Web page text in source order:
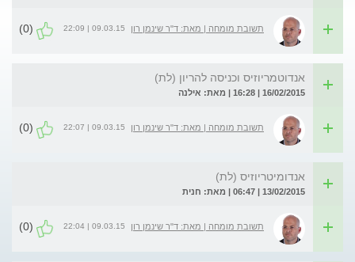
תשובת מומחה | מאת: ד"ר שינמן רון 09.03.15 | 22:09
(0)
אנדוטמריוזיס וכניסה להריון (לת)
16/02/2015 | 16:28 | מאת: אילנה
תשובת מומחה | מאת: ד"ר שינמן רון 09.03.15 | 22:07
(0)
אנדומיטריוזיס (לת)
13/02/2015 | 06:47 | מאת: חנית
תשובת מומחה | מאת: ד"ר שינמן רון 09.03.15 | 22:04
(0)